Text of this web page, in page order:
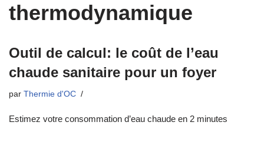
thermodynamique
Outil de calcul: le coût de l’eau
chaude sanitaire pour un foyer
par Thermie d'OC
Estimez votre consommation d’eau chaude en 2 minutes